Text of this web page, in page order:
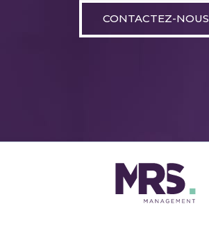
CONTACTEZ-NOUS